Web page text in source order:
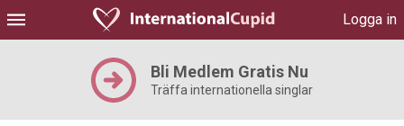
Logga in
Bli Medlem Gratis Nu
Träffa internationella singlar